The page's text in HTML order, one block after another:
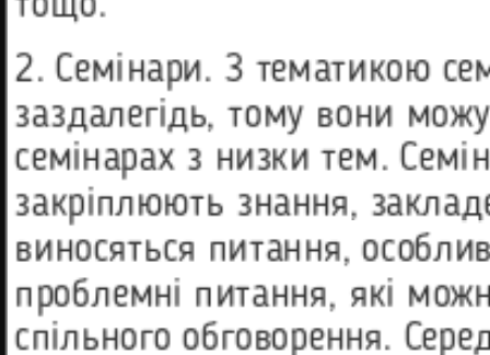
2. Семінари. З тематикою
заздалегідь, тому вони
семінарах з низки тем.
закріплюють знання,
виносяться питання,
проблемні питання, які
спільного обговорення.